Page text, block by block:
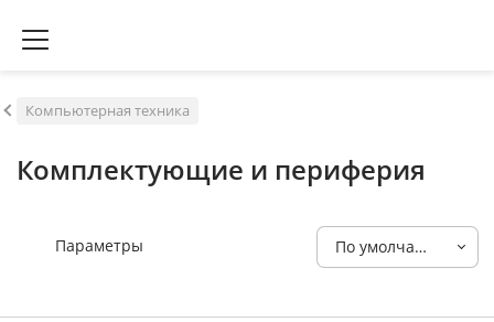
Компьютерная техника
Комплектующие и периферия
Параметры По умолчанию